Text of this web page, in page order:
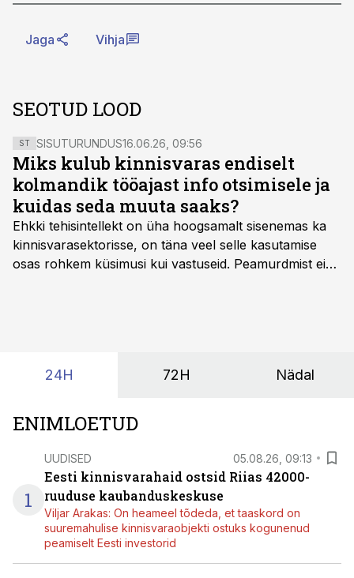
Jaga Vihja
SEOTUD LOOD
ST SISUTURUNDUS16.06.26, 09:56
Miks kulub kinnisvaras endiselt
kolmandik tööajast info otsimisele ja
kuidas seda muuta saaks?
Ehkki tehisintellekt on üha hoogsamalt sisenemas ka
kinnisvarasektorisse, on täna veel selle kasutamise
osas rohkem küsimusi kui vastuseid. Peamurdmist ei
24H 72H Nädal
ENIMLOETUD
1
UUDISED 05.08.26, 09:13
Eesti kinnisvarahaid ostsid Riias 42000-
ruuduse kaubanduskeskuse
Viljar Arakas: On heameel tõdeda, et taaskord on
suuremahulise kinnisvaraobjekti ostuks kogunenud
peamiselt Eesti investorid